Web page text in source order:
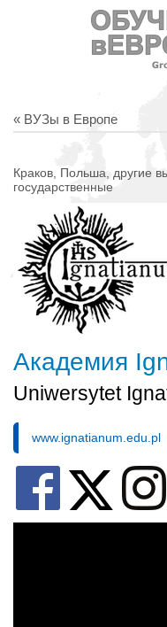
« ВУЗы в Европе
Краков, Польша, другие
государственные
Академия
Uniwersytet
www.ignatianum.edu.pl